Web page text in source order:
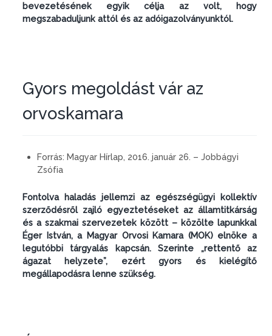
bevezetésének egyik célja az volt, hogy
megszabaduljunk attól és az adóigazolványunktól.
Gyors megoldást vár az
orvoskamara
Forrás: Magyar Hírlap, 2016. január 26. – Jobbágyi
Zsófia
Fontolva haladás jellemzi az egészségügyi kollektív
szerződésről zajló egyeztetéseket az államtitkárság
és a szakmai szervezetek között – közölte lapunkkal
Éger István, a Magyar Orvosi Kamara (MOK) elnöke a
legutóbbi tárgyalás kapcsán. Szerinte „rettentő az
ágazat helyzete”, ezért gyors és kielégítő
megállapodásra lenne szükség.